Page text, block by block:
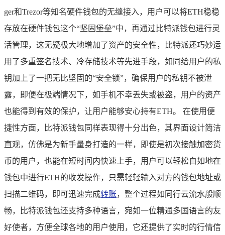
ger和Trezor等知名硬件钱包的无缝接入，用户可以将ETH稳稳
存放在硬件钱包这个“坚固堡垒”中，再通过比特派钱包进行灵
活管理，这无疑极大地增加了资产的安全性，比特派还巧妙运
用了多重签名技术、冷存储技术等先进手段，如同给用户的私
钥加上了一把无比坚固的“安全锁”，确保用户的私钥不被泄
露，即便在极端情况下，如手机不幸丢失或被盗，用户的资产
也能得到有效的保护，让用户能够安心持有ETH。 在使用便
捷性方面，比特派钱包同样表现得十分出色，其界面设计简洁
直观，仿佛是为新手量身打造的一样，即使是初次接触加密货
币的用户，也能在短时间内快速上手，用户可以轻松自如地在
钱包中进行ETH的收发操作，只需轻轻输入对方的钱包地址或
扫描二维码，即可迅速完成转账，整个过程如同行云流水般顺
畅，比特派钱包还支持多种语言，宛如一位精通多国语言的友
好使者，方便全球各地的用户使用，它还提供了实时的行情信